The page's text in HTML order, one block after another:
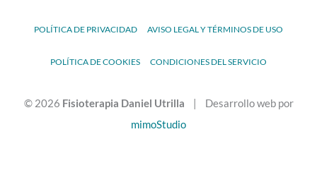
POLÍTICA DE PRIVACIDAD AVISO LEGAL Y TÉRMINOS DE USO
POLÍTICA DE COOKIES CONDICIONES DEL SERVICIO
© 2026 Fisioterapia Daniel Utrilla | Desarrollo web por
mimoStudio